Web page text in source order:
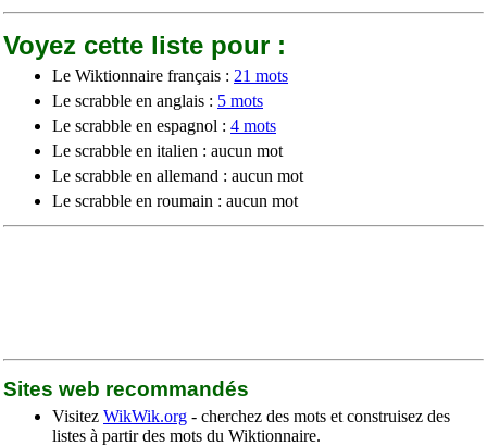
Voyez cette liste pour :
Le Wiktionnaire français : 21 mots
Le scrabble en anglais : 5 mots
Le scrabble en espagnol : 4 mots
Le scrabble en italien : aucun mot
Le scrabble en allemand : aucun mot
Le scrabble en roumain : aucun mot
Sites web recommandés
Visitez WikWik.org - cherchez des mots et construisez des
listes à partir des mots du Wiktionnaire.